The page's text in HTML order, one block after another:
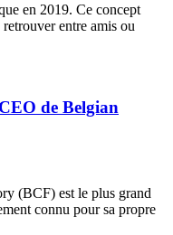
en 2019. Ce concept
entre amis ou
de Belgian
(BCF) est le plus grand
connu pour sa propre